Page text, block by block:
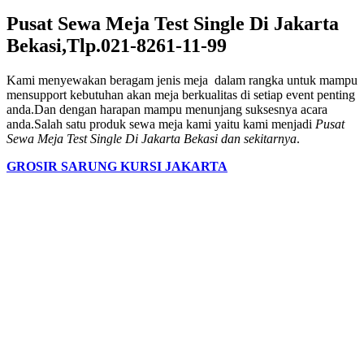
Pusat Sewa Meja Test Single Di Jakarta
Bekasi,Tlp.021-8261-11-99
Kami menyewakan beragam jenis meja dalam rangka untuk mampu
mensupport kebutuhan akan meja berkualitas di setiap event penting
anda.Dan dengan harapan mampu menunjang suksesnya acara
anda.Salah satu produk sewa meja kami yaitu kami menjadi Pusat
Sewa Meja Test Single Di Jakarta Bekasi dan sekitarnya.
GROSIR SARUNG KURSI JAKARTA